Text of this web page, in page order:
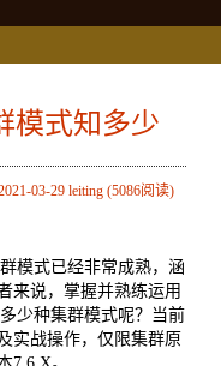
模式知多少
03-29 leiting (5086阅读)
模式已经非常成熟，涵
来说，掌握并熟练运用
少种集群模式呢？当前
实战操作，仅限集群原